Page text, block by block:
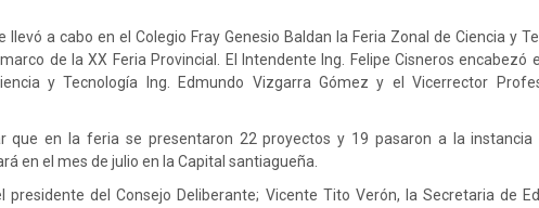
llevó a cabo en el Colegio Fray Genesio Baldan la Feria Zonal de Ciencia y
de la XX Feria Provincial. El Intendente Ing. Felipe Cisneros encabezó
y Tecnología Ing. Edmundo Vizgarra Gómez y el Vicerrector
que en la feria se presentaron 22 proyectos y 19 pasaron a la instancia
en el mes de julio en la Capital santiagueña.
presidente del Consejo Deliberante; Vicente Tito Verón, la Secretaria de